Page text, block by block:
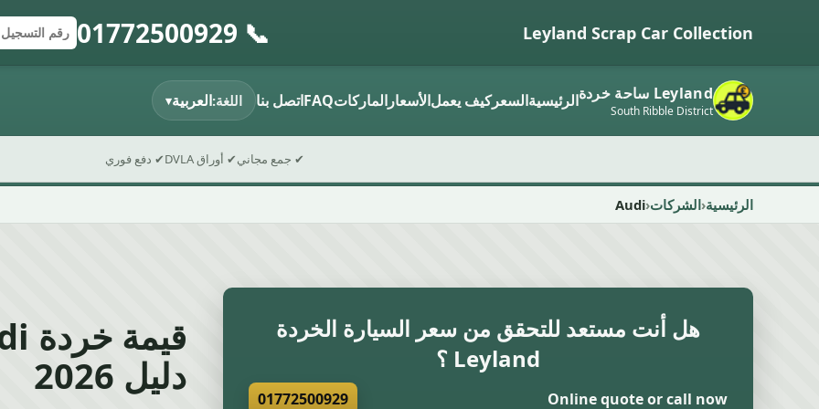
Leyland Scrap Car Collection
📞 01772500929 رقم التسجيل
الرمز البريدي
إرسال النموذج
Leyland ساحة خردة
South Ribble District الرئيسيةالسعركيف يعملالأسعارالماركاتFAQاتصل بنا اللغة:العربية▾
✔ جمع مجاني✔ أوراق DVLA ✔ دفع فوري
الرئيسية الشركات Audi
هل أنت مستعد للتحقق من سعر السيارة الخردة
Leyland ؟
Online quote or call now
01772500929
دليل 2026